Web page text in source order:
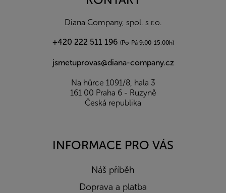
Diana Company, spol. s r.o.
+420 222 511 196 (Po-Pá 9:00-15:00h)
jsmetuprovas@diana-company.cz
Na hůrce 1091/8, hala 3
161 00 Praha 6 - Ruzyně
Česká republika
INFORMACE PRO VÁS
Náš příběh
Doprava a platba